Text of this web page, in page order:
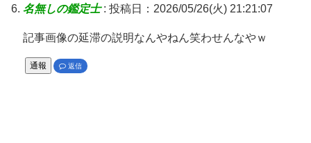
名無しの鑑定士: 投稿日：2026/05/26(火) 21:21:07
記事画像の延滞の説明なんやねん笑わせんなやｗ
通報 返信